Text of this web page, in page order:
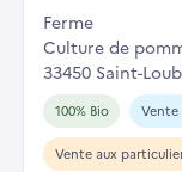
Ferme
Culture de
33450 Saint-
100% Bio Vente
Vente aux